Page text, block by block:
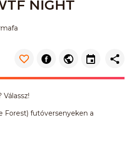
NIGHT
Forest) futóversenyeken a